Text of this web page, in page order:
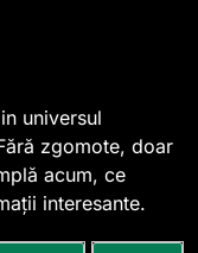
a pragului de
privind
obligatoriu de
universul
zgomote, doar
acum, ce
interesante.